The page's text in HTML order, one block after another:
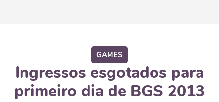
GAMES
Ingressos esgotados para
primeiro dia de BGS 2013